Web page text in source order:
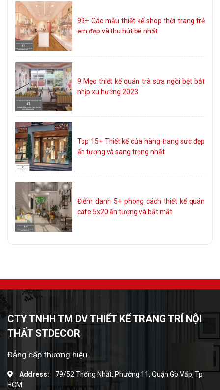
99+ Các mẫu thiết kế shop thời trang trẻ
em đẹp và thu hút bé nhất
9 Mẹo thiết kế quán trà sữa ngồi bệt bắt
nhịp xu hướng 2023
Top 15+ Thiết kế cửa hàng trang sức đẹp
ấn tượng và sang trọng nhất
Điểm danh 5+ phong cách thiết kế quán
cafe 5x20 ấn tượng và bắt mắt
CTY TNHH TM DV THIẾT KẾ TRANG TRÍ NỘI
THẤT STDECOR
Đẳng cấp thương hiệu
Address:
79/52 Thống Nhất, Phường 11, Quận Gò Vấp, Tp
HCM